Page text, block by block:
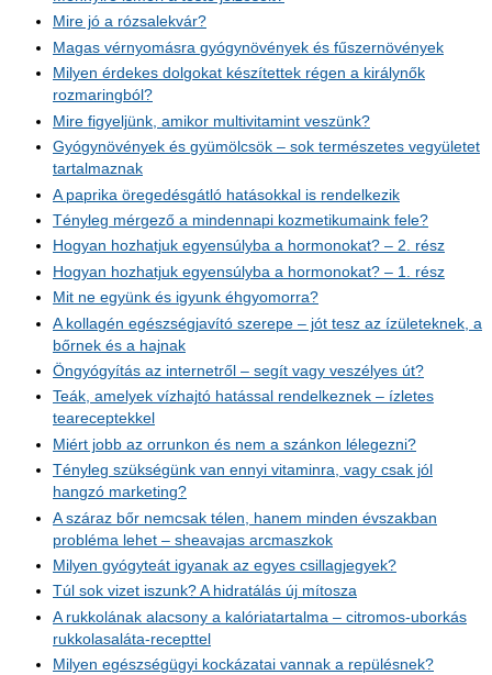
Mire jó a rózsalekvár?
Magas vérnyomásra gyógynövények és fűszernövények
Milyen érdekes dolgokat készítettek régen a királynők
rozmaringból?
Mire figyeljünk, amikor multivitamint veszünk?
Gyógynövények és gyümölcsök – sok természetes vegyületet
tartalmaznak
A paprika öregedésgátló hatásokkal is rendelkezik
Tényleg mérgező a mindennapi kozmetikumaink fele?
Hogyan hozhatjuk egyensúlyba a hormonokat? – 2. rész
Hogyan hozhatjuk egyensúlyba a hormonokat? – 1. rész
Mit ne együnk és igyunk éhgyomorra?
A kollagén egészségjavító szerepe – jót tesz az ízületeknek, a
bőrnek és a hajnak
Öngyógyítás az internetről – segít vagy veszélyes út?
Teák, amelyek vízhajtó hatással rendelkeznek – ízletes
teareceptekkel
Miért jobb az orrunkon és nem a szánkon lélegezni?
Tényleg szükségünk van ennyi vitaminra, vagy csak jól
hangzó marketing?
A száraz bőr nemcsak télen, hanem minden évszakban
probléma lehet – sheavajas arcmaszkok
Milyen gyógyteát igyanak az egyes csillagjegyek?
Túl sok vizet iszunk? A hidratálás új mítosza
A rukkolának alacsony a kalóriatartalma – citromos-uborkás
rukkolasaláta-recepttel
Milyen egészségügyi kockázatai vannak a repülésnek?